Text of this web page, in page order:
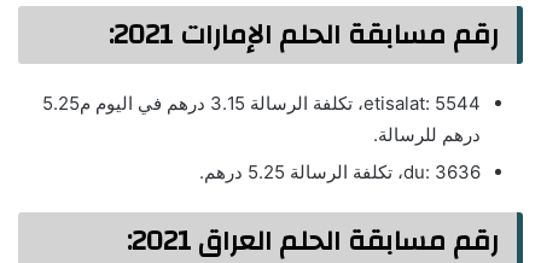
رقم مسابقة الحلم الإمارات 2021:
etisalat: 5544، تكلفة الرسالة 3.15 درهم في اليوم م5.25
درهم للرسالة.
du: 3636، تكلفة الرسالة 5.25 درهم.
رقم مسابقة الحلم العراق 2021: